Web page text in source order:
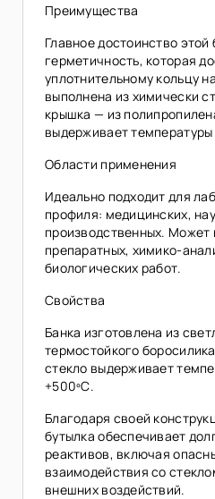
Преимущества
Главное достоинство
герметичность, которая
уплотнительному кольцу
выполнена из химически
крышка — из
выдерживает температуры
Области применения
Идеально подходит для
профиля: медицинских,
производственных. Может
препаратных, химико-
биологических работ.
Свойства
Банка изготовлена из
термостойкого
стекло выдерживает
+500ºС.
Благодаря своей
бутылка обеспечивает
реактивов, включая
взаимодействия со
внешних воздействий.